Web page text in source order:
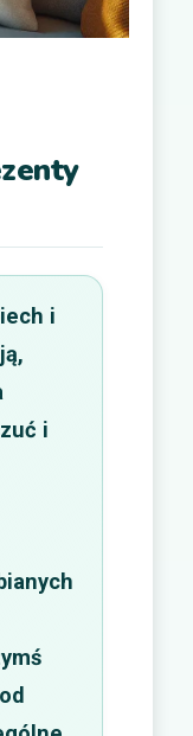
i
i